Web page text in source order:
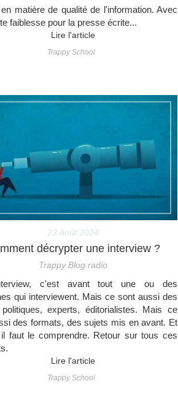
matière de qualité de l'information. Avec
faiblesse pour la presse écrite...
Lire l'article
Trappy School
23 Août 2024
décrypter une interview ?
Trappy Blog radio
c'est avant tout une ou des
qui interviewent. Mais ce sont aussi des
experts, éditorialistes. Mais ce
des formats, des sujets mis en avant. Et
faut le comprendre. Retour sur tous ces
Lire l'article
Trappy School